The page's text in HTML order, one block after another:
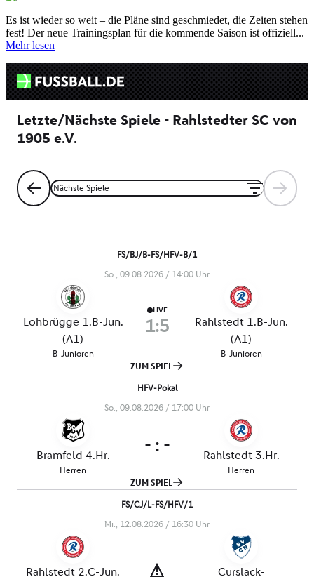
Es ist wieder so weit – die Pläne sind geschmiedet, die Zeiten stehen
fest! Der neue Trainingsplan für die kommende Saison ist offiziell...
Mehr lesen